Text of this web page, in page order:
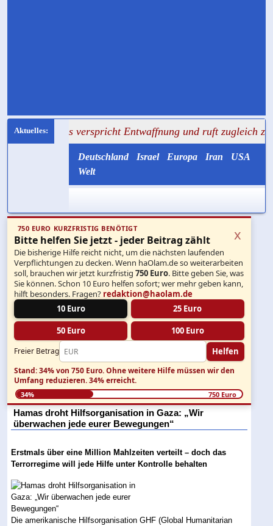
verspricht Entwaffnung und ruft zugleich zum Mord an
Deutschland Israel Europa Iran
USA
Welt
750 EURO KURZFRISTIG BENÖTIGT
Bitte helfen Sie jetzt - jeder Beitrag zählt
Die bisherige Hilfe reicht nicht, um die nächsten laufenden
Verpflichtungen zu decken. Wenn haOlam.de so weiterarbeiten
soll, brauchen wir jetzt kurzfristig750 Euro. Bitte geben Sie, was
Sie können. Schon 10 Euro helfen sofort; wer mehr geben kann,
hilft besonders. Fragen? redaktion@haolam.de
10 Euro
25 Euro
50 Euro 100 Euro
Freier Betrag Helfen
x
Stand: 34% von 750 Euro.Ohne weitere Hilfe müssen wir den
Umfang reduzieren.34% erreicht.
34% 750 Euro
Hamas droht Hilfsorganisation in Gaza: „Wir
überwachen jede eurer Bewegungen“
Erstmals über eine Million Mahlzeiten verteilt – doch das
Terrorregime will jede Hilfe unter Kontrolle behalten
Die amerikanische Hilfsorganisation GHF (Global Humanitarian